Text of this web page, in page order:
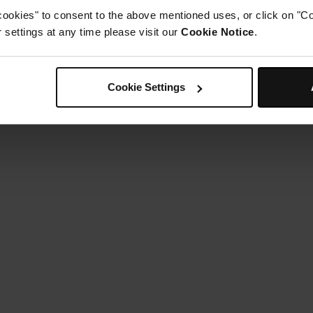
to consent to the above mentioned uses, or click on
settings at any time please visit our Cookie Notice.
Cookie Settings